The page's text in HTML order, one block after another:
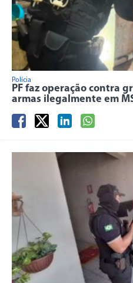
Polícia
PF faz operação contra
armas ilegalmente em